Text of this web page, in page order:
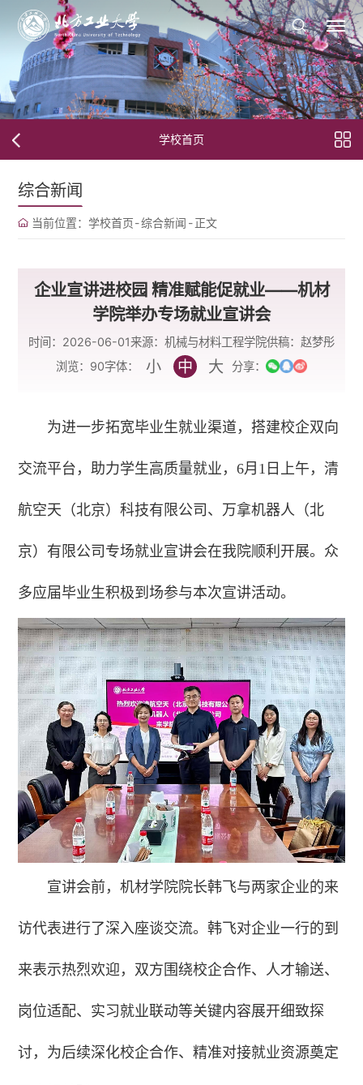
学校首页
综合新闻
当前位置： 学校首页-综合新闻 -正文
企业宣讲进校园 精准赋能促就业——机材
学院举办专场就业宣讲会
时间：2026-06-01来源：机械与材料工程学院供稿：赵梦彤
浏览： 90字体： 小 中 大 分享：
为进一步拓宽毕业生就业渠道，搭建校企双向
交流平台，助力学生高质量就业，6月1日上午，清
航空天（北京）科技有限公司、万拿机器人（北
京）有限公司专场就业宣讲会在我院顺利开展。众
多应届毕业生积极到场参与本次宣讲活动。
宣讲会前，机材学院院长韩飞与两家企业的来
访代表进行了深入座谈交流。韩飞对企业一行的到
来表示热烈欢迎，双方围绕校企合作、人才输送、
岗位适配、实习就业联动等关键内容展开细致探
讨，为后续深化校企合作、精准对接就业资源奠定